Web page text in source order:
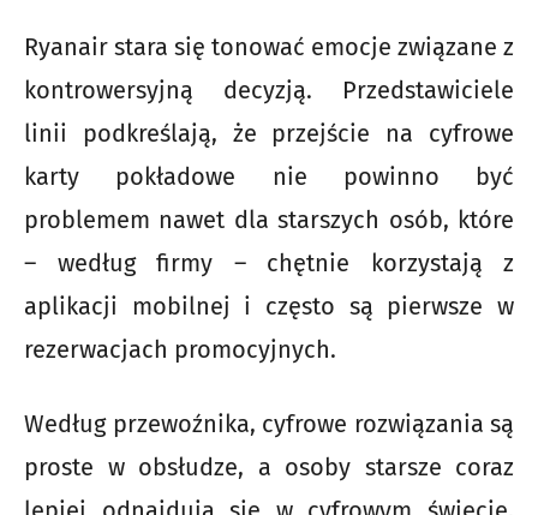
Ryanair stara się tonować emocje związane z
kontrowersyjną decyzją. Przedstawiciele
linii podkreślają, że przejście na cyfrowe
karty pokładowe nie powinno być
problemem nawet dla starszych osób, które
– według firmy – chętnie korzystają z
aplikacji mobilnej i często są pierwsze w
rezerwacjach promocyjnych.
Według przewoźnika, cyfrowe rozwiązania są
proste w obsłudze, a osoby starsze coraz